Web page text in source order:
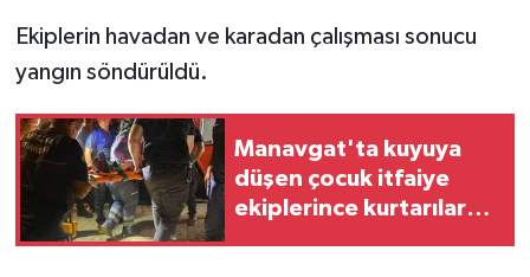
Ekiplerin havadan ve karadan çalışması sonucu
yangın söndürüldü.
Manavgat'ta kuyuya
düşen çocuk itfaiye
ekiplerince kurtarılarak